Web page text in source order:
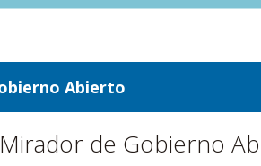
Abierto
de Gobierno